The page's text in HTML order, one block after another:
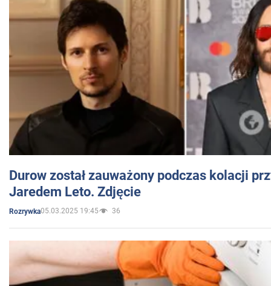
Durow został zauważony podczas kolacji
Jaredem Leto. Zdjęcie
Rozrywka05.03.2025 19:45 36